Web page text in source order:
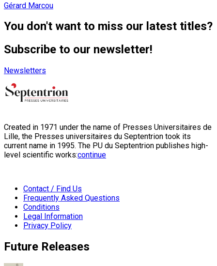
Gérard Marcou
You don't want to miss our latest titles?
Subscribe to our newsletter!
Newsletters
Created in 1971 under the name of Presses Universitaires de
Lille, the Presses universitaires du Septentrion took its
current name in 1995. The PU du Septentrion publishes high-
level scientific works:continue
Contact / Find Us
Frequently Asked Questions
Conditions
Legal Information
Privacy Policy
Future Releases